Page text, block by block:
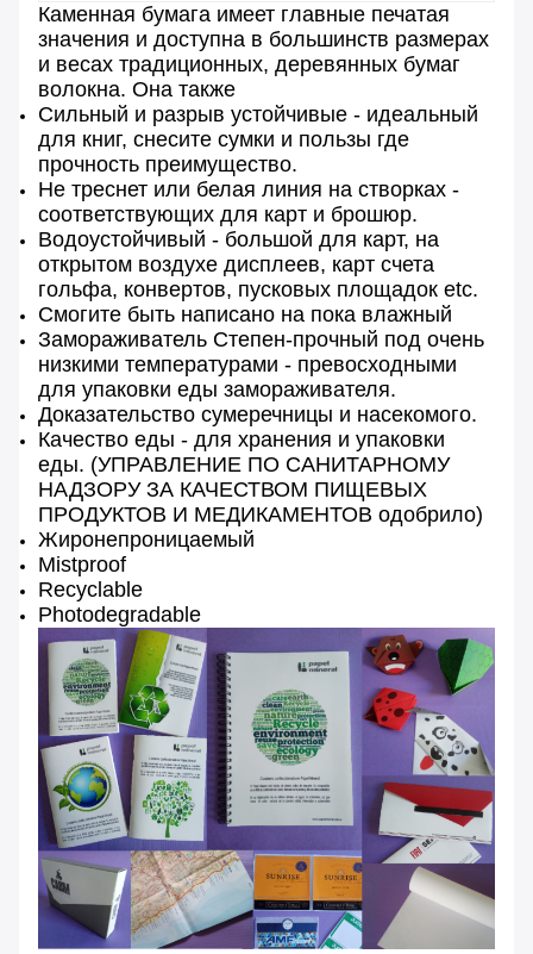
Каменная бумага имеет главные печатая
значения и доступна в большинств размерах
и весах традиционных, деревянных бумаг
волокна. Она также
Сильный и разрыв устойчивые - идеальный
для книг, снесите сумки и пользы где
прочность преимущество.
Не треснет или белая линия на створках -
соответствующих для карт и брошюр.
Водоустойчивый - большой для карт, на
открытом воздухе дисплеев, карт счета
гольфа, конвертов, пусковых площадок etc.
Смогите быть написано на пока влажный
Замораживатель Степен-прочный под очень
низкими температурами - превосходными
для упаковки еды замораживателя.
Доказательство сумеречницы и насекомого.
Качество еды - для хранения и упаковки
еды. (УПРАВЛЕНИЕ ПО САНИТАРНОМУ
НАДЗОРУ ЗА КАЧЕСТВОМ ПИЩЕВЫХ
ПРОДУКТОВ И МЕДИКАМЕНТОВ одобрило)
Жиронепроницаемый
Mistproof
Recyclable
Photodegradable